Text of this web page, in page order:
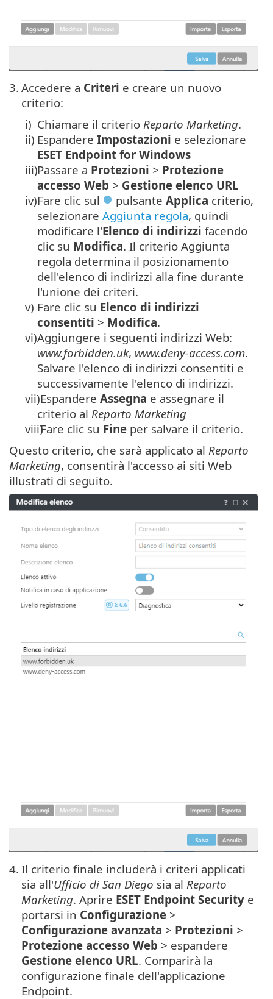
3. Accedere a Criteri e creare un nuovo
criterio:
i) Chiamare il criterio Reparto Marketing.
ii) Espandere Impostazioni e selezionare
ESET Endpoint for Windows
iii)Passare a Protezioni > Protezione
accesso Web > Gestione elenco URL
iv)Fare clic sul pulsante Applica criterio,
selezionare Aggiunta regola, quindi
modificare l'Elenco di indirizzi facendo
clic su Modifica. Il criterio Aggiunta
regola determina il posizionamento
dell'elenco di indirizzi alla fine durante
l'unione dei criteri.
v) Fare clic su Elenco di indirizzi
consentiti > Modifica.
vi)Aggiungere i seguenti indirizzi Web:
www.forbidden.uk, www.deny-access.com.
Salvare l'elenco di indirizzi consentiti e
successivamente l'elenco di indirizzi.
vii)Espandere Assegna e assegnare il
criterio al Reparto Marketing
viii)Fare clic su Fine per salvare il criterio.
Questo criterio, che sarà applicato al Reparto
Marketing, consentirà l'accesso ai siti Web
illustrati di seguito.
4. Il criterio finale includerà i criteri applicati
sia all'Ufficio di San Diego sia al Reparto
Marketing. Aprire ESET Endpoint Security e
portarsi in Configurazione >
Configurazione avanzata > Protezioni >
Protezione accesso Web > espandere
Gestione elenco URL. Comparirà la
configurazione finale dell'applicazione
Endpoint.